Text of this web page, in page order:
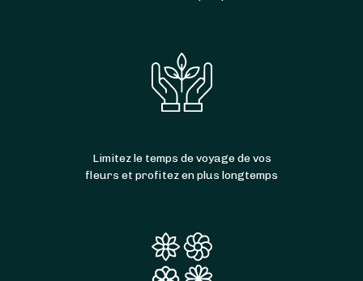
Limitez le temps de voyage de vos
fleurs et profitez en plus longtemps